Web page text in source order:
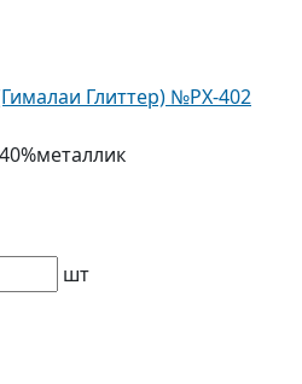
Глиттер) №PX-402
шт